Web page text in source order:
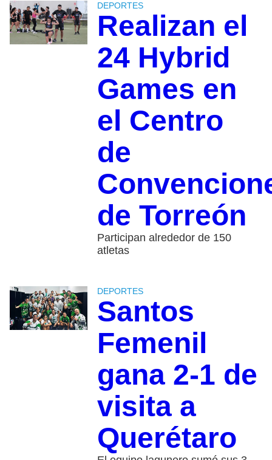
DEPORTES
Realizan el
24 Hybrid
Games en
el Centro
de
de Torreón
Participan alrededor de 150
atletas
DEPORTES
Santos
Femenil
gana 2-1 de
visita a
Querétaro